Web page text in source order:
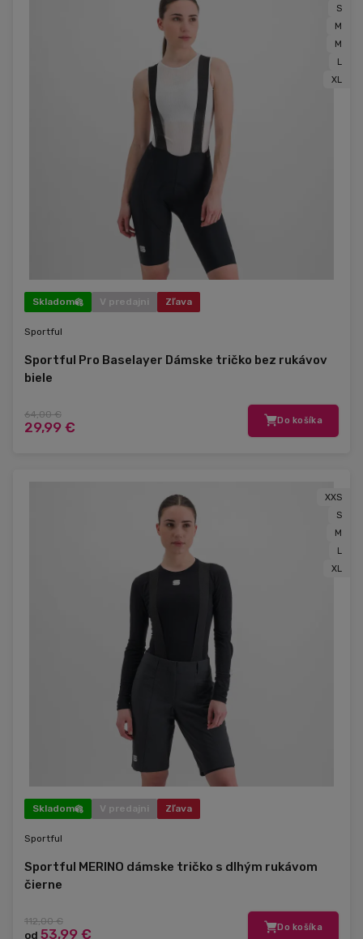
S
M
M
L
XL
Skladom V predajni Zľava
Sportful
Sportful Pro Baselayer Dámske tričko bez rukávov
biele
64,00 €
29,99 € Do košíka
XXS
S
M
L
XL
Skladom V predajni Zľava
Sportful
Sportful MERINO dámske tričko s dlhým rukávom
čierne
112,00 €
od 53,99 € Do košíka